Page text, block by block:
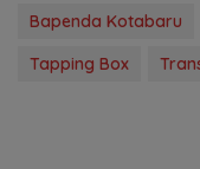
Bapenda Kotabaru
Tapping Box